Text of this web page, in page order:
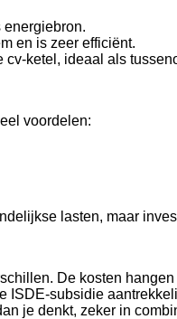
energiebron.
en is zeer efficiënt.
cv-ketel, ideaal als
voordelen:
lasten, maar
De kosten
subsidie
je denkt, zeker in